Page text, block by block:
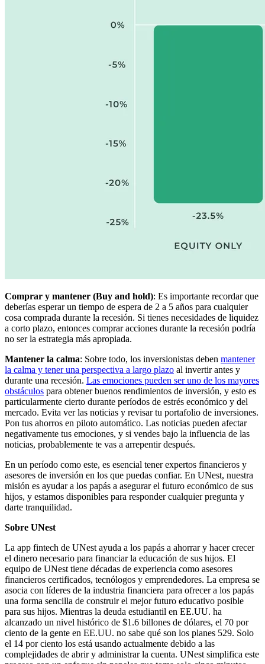
Comprar y mantener (Buy and hold): Es importante recordar que
deberías esperar un tiempo de espera de 2 a 5 años para cualquier
cosa comprada durante la recesión. Si tienes necesidades de liquidez
a corto plazo, entonces comprar acciones durante la recesión podría
no ser la estrategia más apropiada.
Mantener la calma: Sobre todo, los inversionistas deben mantener
la calma y tener una perspectiva a largo plazo al invertir antes y
durante una recesión. Las emociones pueden ser uno de los mayores
obstáculos para obtener buenos rendimientos de inversión, y esto es
particularmente cierto durante períodos de estrés económico y del
mercado. Evita ver las noticias y revisar tu portafolio de inversiones.
Pon tus ahorros en piloto automático. Las noticias pueden afectar
negativamente tus emociones, y si vendes bajo la influencia de las
noticias, probablemente te vas a arrepentir después.
En un período como este, es esencial tener expertos financieros y
asesores de inversión en los que puedas confiar. En UNest, nuestra
misión es ayudar a los papás a asegurar el futuro económico de sus
hijos, y estamos disponibles para responder cualquier pregunta y
darte tranquilidad.
Sobre UNest
La app fintech de UNest ayuda a los papás a ahorrar y hacer crecer
el dinero necesario para financiar la educación de sus hijos. El
equipo de UNest tiene décadas de experiencia como asesores
financieros certificados, tecnólogos y emprendedores. La empresa se
asocia con líderes de la industria financiera para ofrecer a los papás
una forma sencilla de construir el mejor futuro educativo posible
para sus hijos. Mientras la deuda estudiantil en EE.UU. ha
alcanzado un nivel histórico de $1.6 billones de dólares, el 70 por
ciento de la gente en EE.UU. no sabe qué son los planes 529. Solo
el 14 por ciento los está usando actualmente debido a las
complejidades de abrir y administrar la cuenta. UNest simplifica este